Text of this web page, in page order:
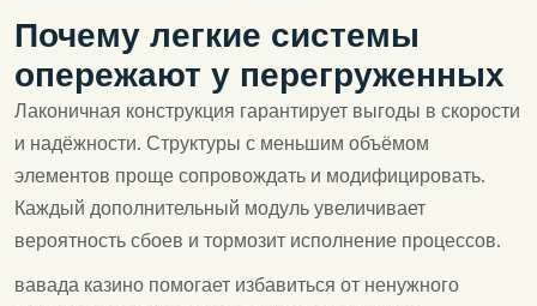
Почему легкие системы
опережают у перегруженных
Лаконичная конструкция гарантирует выгоды в скорости
и надёжности. Структуры с меньшим объёмом
элементов проще сопровождать и модифицировать.
Каждый дополнительный модуль увеличивает
вероятность сбоев и тормозит исполнение процессов.
вавада казино помогает избавиться от ненужного